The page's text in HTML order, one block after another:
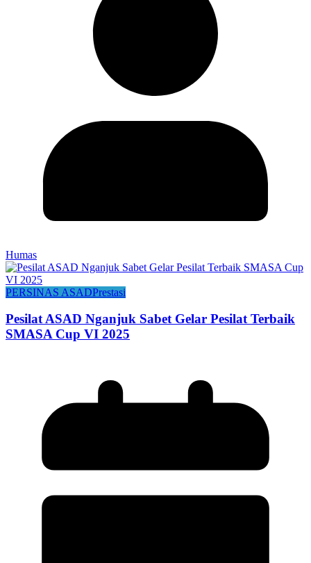
Humas
PERSINAS ASADPrestasi
Pesilat ASAD Nganjuk Sabet Gelar Pesilat Terbaik
SMASA Cup VI 2025